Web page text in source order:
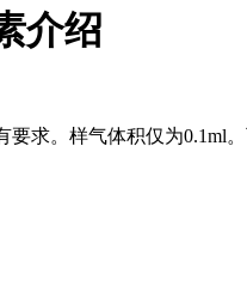
介绍
求。样气体积仅为0.1ml